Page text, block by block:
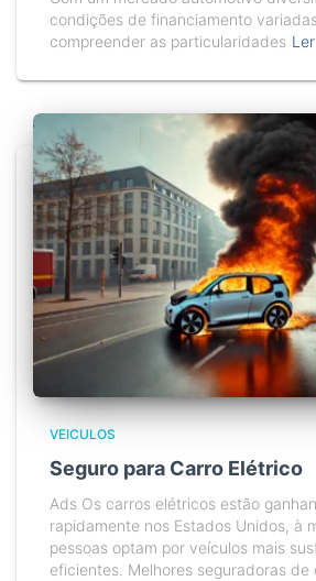
condições de financiamento
compreender as particularidades
VEICULOS
Seguro para Carro Elétrico
Ads Os carros elétricos estão
rapidamente nos Estados Unidos, à
pessoas optam por veículos mais
eficientes. Melhores seguradoras de